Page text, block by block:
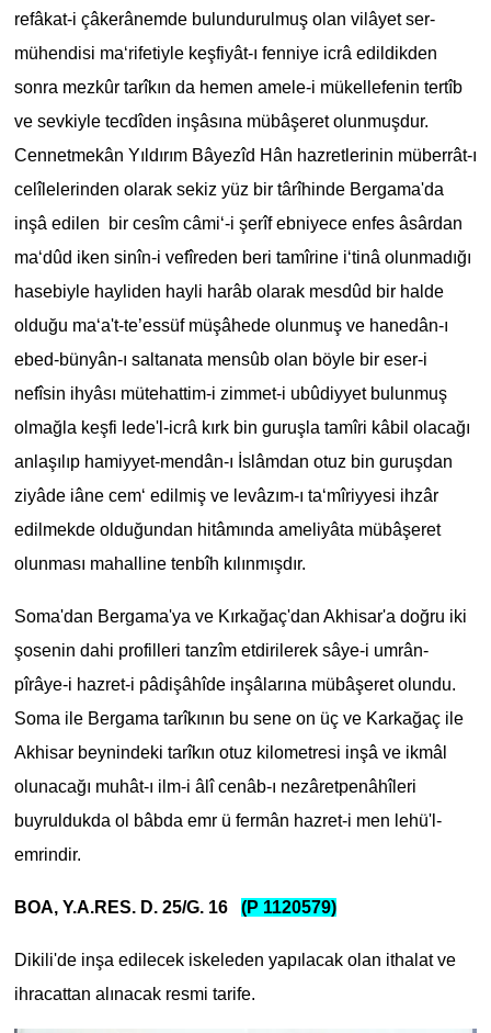
refâkat-i çâkerânemde bulundurulmuş olan vilâyet ser-
mühendisi ma‘rifetiyle keşfiyât-ı fenniye icrâ edildikden
sonra mezkûr tarîkın da hemen amele-i mükellefenin tertîb
ve sevkiyle tecdîden inşâsına mübâşeret olunmuşdur.
Cennetmekân Yıldırım Bâyezîd Hân hazretlerinin müberrât-ı
celîlelerinden olarak sekiz yüz bir târîhinde Bergama'da
inşâ edilen bir cesîm câmi‘-i şerîf ebniyece enfes âsârdan
ma‘dûd iken sinîn-i vefîreden beri tamîrine i‘tinâ olunmadığı
hasebiyle hayliden hayli harâb olarak mesdûd bir halde
olduğu ma‘a't-te’essüf müşâhede olunmuş ve hanedân-ı
ebed-bünyân-ı saltanata mensûb olan böyle bir eser-i
nefîsin ihyâsı mütehattim-i zimmet-i ubûdiyyet bulunmuş
olmağla keşfi lede'l-icrâ kırk bin guruşla tamîri kâbil olacağı
anlaşılıp hamiyyet-mendân-ı İslâmdan otuz bin guruşdan
ziyâde iâne cem‘ edilmiş ve levâzım-ı ta‘mîriyyesi ihzâr
edilmekde olduğundan hitâmında ameliyâta mübâşeret
olunması mahalline tenbîh kılınmışdır.
Soma'dan Bergama'ya ve Kırkağaç'dan Akhisar'a doğru iki
şosenin dahi profilleri tanzîm etdirilerek sâye-i umrân-
pîrâye-i hazret-i pâdişâhîde inşâlarına mübâşeret olundu.
Soma ile Bergama tarîkının bu sene on üç ve Karkağaç ile
Akhisar beynindeki tarîkın otuz kilometresi inşâ ve ikmâl
olunacağı muhât-ı ilm-i âlî cenâb-ı nezâretpenâhîleri
buyruldukda ol bâbda emr ü fermân hazret-i men lehü'l-
emrindir.
BOA, Y.A.RES. D. 25/G. 16 (P 1120579)
Dikili'de inşa edilecek iskeleden yapılacak olan ithalat ve
ihracattan alınacak resmi tarife.